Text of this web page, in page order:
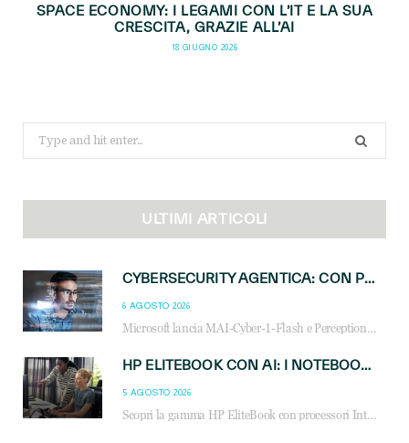
SPACE ECONOMY: I LEGAMI CON L’IT E LA SUA
CRESCITA, GRAZIE ALL’AI
18 GIUGNO 2026
Search
for:
ULTIMI ARTICOLI
CYBERSECURITY AGENTICA: CON PERCEPTION E MAI-CYBER-1-FLASH MICROSOFT APRE NUOVI SERVIZI PER IL CANALE
6 AGOSTO 2026
Microsoft lancia MAI-Cyber-1-Flash e Perception: cybersecurity agentica in preview dal 3 novembre. Cosa cambia per MSP, system integrator e reseller.
HP ELITEBOOK CON AI: I NOTEBOOK BUSINESS INTELLIGENTI CHE TRASFORMANO PRODUTTIVITÀ, SICUREZZA E LAVORO IBRIDO
5 AGOSTO 2026
Scopri la gamma HP EliteBook con processori Intel® Core™ Ultra e AMD Ryzen™ AI. Notebook business progettati per aumentare la produttività, migliorare la collaborazione e garantire sicurezza avanzata in ufficio e in mobilità.